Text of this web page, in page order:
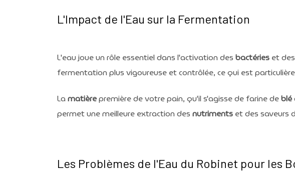
L'Impact de l'Eau sur la Fermentation
L'eau joue un rôle essentiel dans l'activation des bactéries et
fermentation plus vigoureuse et contrôlée, ce qui est
Lamatièrepremière de votre pain, qu'il s'agisse de farine deblé
permet une meilleure extraction des nutriments et des saveurs
Les Problèmes de l'Eau du Robinet pour les